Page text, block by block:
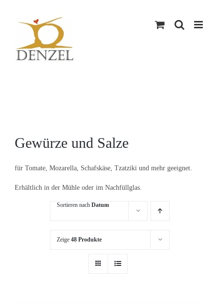
Gewürze und Salze
für Tomate, Mozarella, Schafskäse, Tzatziki und mehr geeignet.
Erhältlich in der Mühle oder im Nachfüllglas.
Sortieren nach Datum
Zeige 48 Produkte